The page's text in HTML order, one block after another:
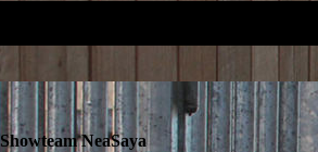
Showteam NeaSaya